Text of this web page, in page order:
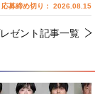
応募締め切り： 2026.08.15
ゼント記事一覧